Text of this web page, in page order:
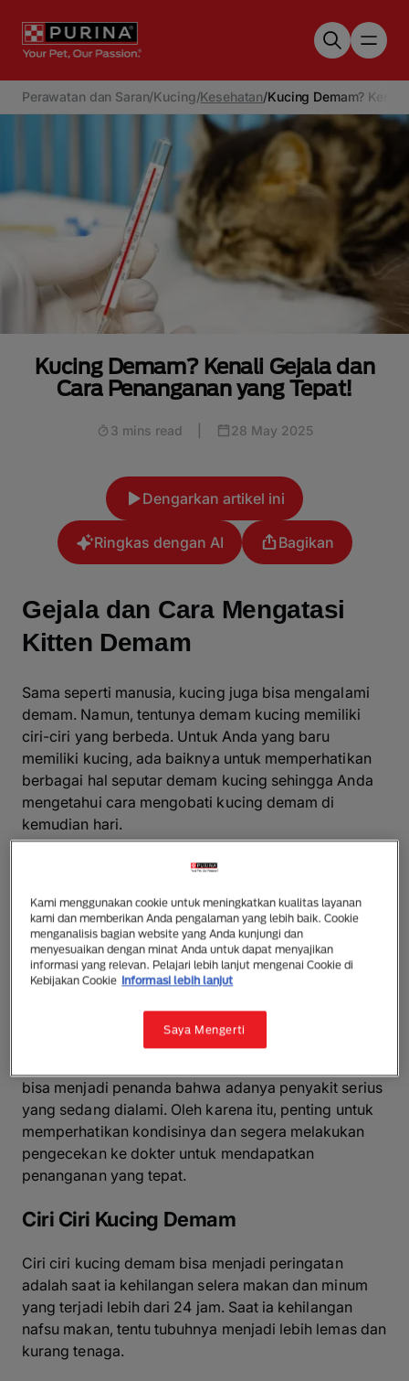
Perawatan dan Saran/Kucing/Kesehatan/Kucing Demam?
Kucing Demam? Kenali Gejala dan
Cara Penanganan yang Tepat!
3 mins read 28 May 2025
Dengarkan artikel ini
Ringkas dengan AI Bagikan
Gejala dan Cara Mengatasi
Kitten Demam
Sama seperti manusia, kucing juga bisa mengalami
demam. Namun, tentunya demam kucing memiliki
ciri-ciri yang berbeda. Untuk Anda yang baru
memiliki kucing, ada baiknya untuk memperhatikan
berbagai hal seputar demam kucing sehingga Anda
mengetahui cara mengobati kucing demam di
kemudian hari.
Penyebab Kucing Demam
Penyebab kucing demam yang paling sering
ditemukan adalah karena infeksi yang biasanya
masuk lewat mulut, hidung, mata atau tenggorokan.
Kucing demam ini biasanya terjadi sebagai respon
bisa menjadi penanda bahwa adanya penyakit serius
yang sedang dialami. Oleh karena itu, penting untuk
memperhatikan kondisinya dan segera melakukan
pengecekan ke dokter untuk mendapatkan
penanganan yang tepat.
Ciri Ciri Kucing Demam
Ciri ciri kucing demam bisa menjadi peringatan
adalah saat ia kehilangan selera makan dan minum
yang terjadi lebih dari 24 jam. Saat ia kehilangan
nafsu makan, tentu tubuhnya menjadi lebih lemas dan
kurang tenaga.
Kami menggunakan cookie untuk meningkatkan kualitas layanan
kami dan memberikan Anda pengalaman yang lebih baik. Cookie
menganalisis bagian website yang Anda kunjungi dan
menyesuaikan dengan minat Anda untuk dapat menyajikan
informasi yang relevan. Pelajari lebih lanjut mengenai Cookie di
Kebijakan Cookie Informasi lebih lanjut
Saya Mengerti